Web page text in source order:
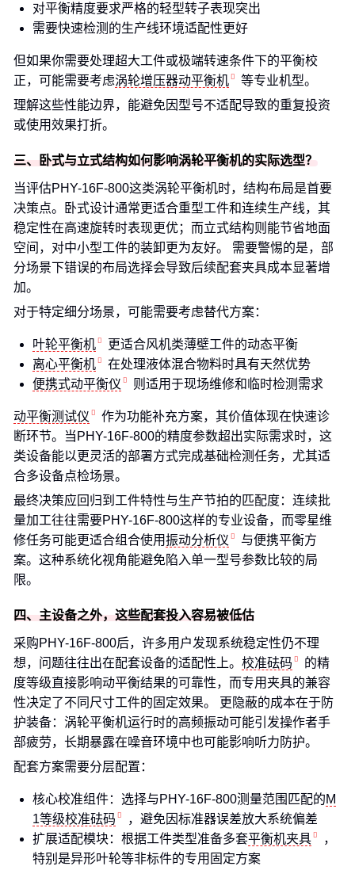
对平衡精度要求严格的轻型转子表现突出
需要快速检测的生产线环境适配性更好
但如果你需要处理超大工件或极端转速条件下的平衡校
正，可能需要考虑涡轮增压器动平衡机
等专业机型。
理解这些性能边界，能避免因型号不适配导致的重复投资
或使用效果打折。
三、卧式与立式结构如何影响涡轮平衡机的实际选型？
当评估PHY-16F-800这类涡轮平衡机时，结构布局是首要
决策点。卧式设计通常更适合重型工件和连续生产线，其
稳定性在高速旋转时表现更优；而立式结构则能节省地面
空间，对中小型工件的装卸更为友好。 需要警惕的是，部
分场景下错误的布局选择会导致后续配套夹具成本显著增
加。
对于特定细分场景，可能需要考虑替代方案：
叶轮平衡机
更适合风机类薄壁工件的动态平衡
离心平衡机
在处理液体混合物料时具有天然优势
便携式动平衡仪
则适用于现场维修和临时检测需求
动平衡测试仪
作为功能补充方案，其价值体现在快速诊
断环节。当PHY-16F-800的精度参数超出实际需求时，这
类设备能以更灵活的部署方式完成基础检测任务，尤其适
合多设备点检场景。
最终决策应回归到工件特性与生产节拍的匹配度：连续批
量加工往往需要PHY-16F-800这样的专业设备，而零星维
修任务可能更适合组合使用振动分析仪
与便携平衡方
案。这种系统化视角能避免陷入单一型号参数比较的局
限。
四、主设备之外，这些配套投入容易被低估
采购PHY-16F-800后，许多用户发现系统稳定性仍不理
想，问题往往出在配套设备的适配性上。 校准砝码
的精
度等级直接影响动平衡结果的可靠性，而专用夹具的兼容
性决定了不同尺寸工件的固定效果。 更隐蔽的成本在于防
护装备：涡轮平衡机运行时的高频振动可能引发操作者手
部疲劳，长期暴露在噪音环境中也可能影响听力防护。
配套方案需要分层配置：
核心校准组件：选择与PHY-16F-800测量范围匹配的M
1等级校准砝码
，避免因标准器误差放大系统偏差
扩展适配模块：根据工件类型准备多套平衡机夹具
，
特别是异形叶轮等非标件的专用固定方案